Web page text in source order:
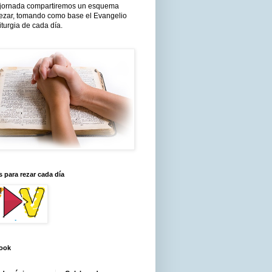
compartiremos un esquema
tomando como base el Evangelio
de cada día.
para rezar cada día